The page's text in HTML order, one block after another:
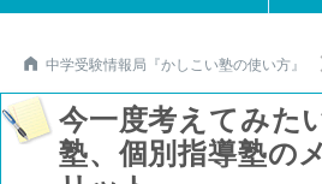
中学受験情報局『かしこい塾の使い方』
今一度考えてみた
塾、個別指導塾の